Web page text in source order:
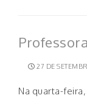
27 DE
Na quarta-